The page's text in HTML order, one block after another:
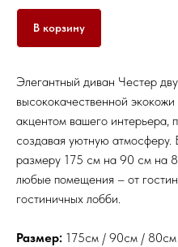
В корзину
Элегантный диван Честер
высококачественной
акцентом вашего интерьера,
создавая уютную атмосферу.
размеру 175 см на 90 см на
любые помещения – от
гостиничных лобби.
Размер: 175см / 90см /